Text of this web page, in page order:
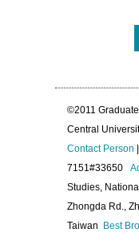
©2011
Central
Contact Person
7151#33650
Studies,
Zhongda Rd.,
Taiwan
Best